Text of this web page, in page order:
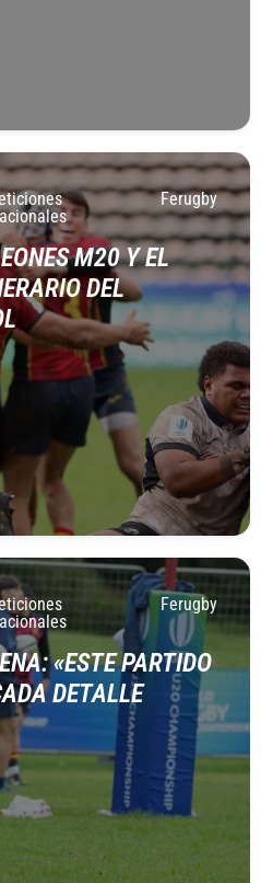
Ferugby
M20 Y EL
DEL
Ferugby
«ESTE PARTIDO
DETALLE